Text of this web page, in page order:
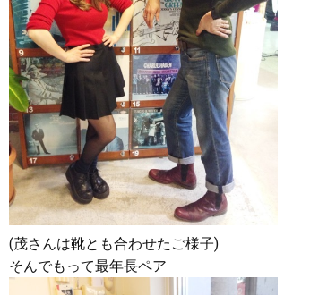
(茂さんは靴とも合わせたご様子)
そんでもって最年長ペア